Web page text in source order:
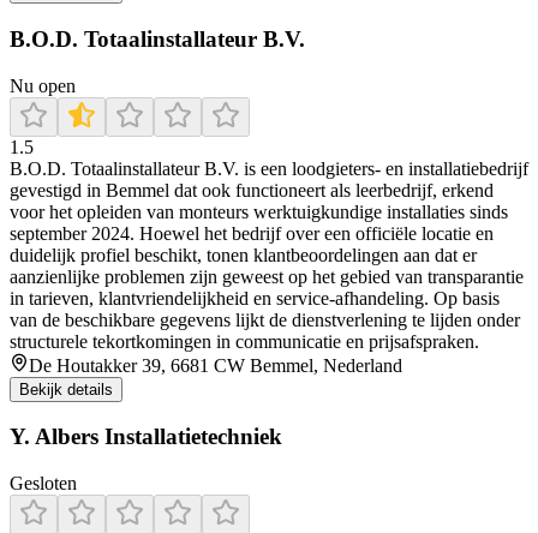
B.O.D. Totaalinstallateur B.V.
Nu open
1.5
B.O.D. Totaalinstallateur B.V. is een loodgieters‑ en installatiebedrijf
gevestigd in Bemmel dat ook functioneert als leerbedrijf, erkend
voor het opleiden van monteurs werktuigkundige installaties sinds
september 2024. Hoewel het bedrijf over een officiële locatie en
duidelijk profiel beschikt, tonen klantbeoordelingen aan dat er
aanzienlijke problemen zijn geweest op het gebied van transparantie
in tarieven, klantvriendelijkheid en service‑afhandeling. Op basis
van de beschikbare gegevens lijkt de dienstverlening te lijden onder
structurele tekortkomingen in communicatie en prijsafspraken.
De Houtakker 39, 6681 CW Bemmel, Nederland
Bekijk details
Y. Albers Installatietechniek
Gesloten